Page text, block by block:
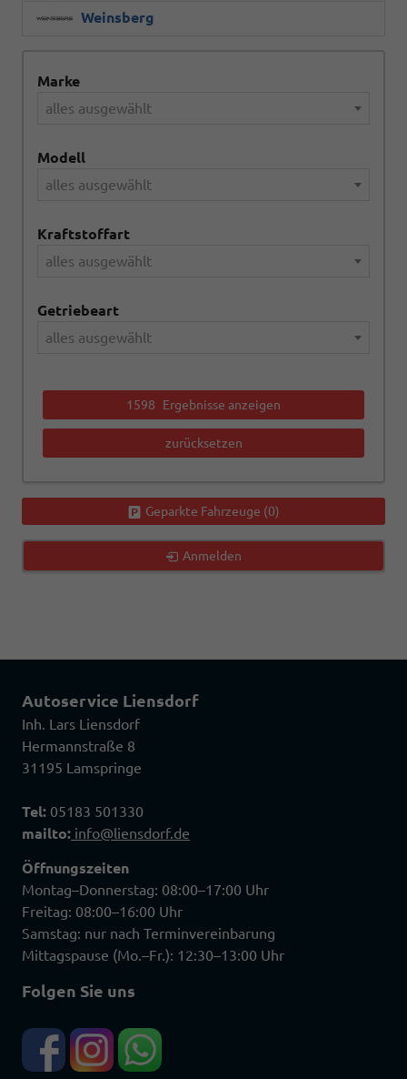
Weinsberg
Marke
alles ausgewählt
Modell
alles ausgewählt
Kraftstoffart
alles ausgewählt
Getriebeart
alles ausgewählt
1598 Ergebnisse anzeigen
zurücksetzen
Geparkte Fahrzeuge (0)
Anmelden
Autoservice Liensdorf
Inh. Lars Liensdorf
Hermannstraße 8
31195 Lamspringe
Tel: 05183 501330
mailto: info@liensdorf.de
Öffnungszeiten
Montag–Donnerstag: 08:00–17:00 Uhr
Freitag: 08:00–16:00 Uhr
Samstag: nur nach Terminvereinbarung
Mittagspause (Mo.–Fr.): 12:30–13:00 Uhr
Folgen Sie uns